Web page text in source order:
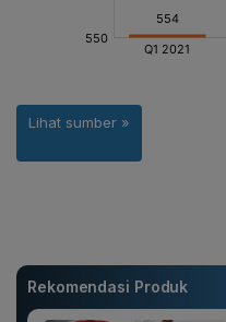
Rekomendasi Produk